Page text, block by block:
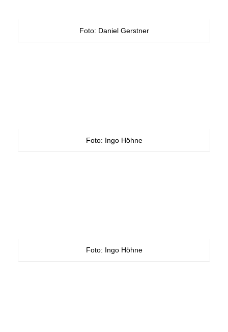
Foto: Daniel Gerstner
Foto: Ingo Höhne
Foto: Ingo Höhne